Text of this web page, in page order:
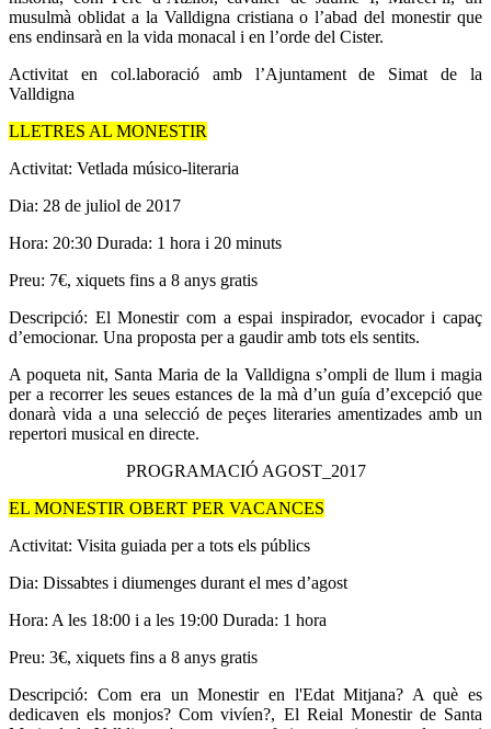
musulmà oblidat a la Valldigna cristiana o l’abad del monestir que
ens endinsarà en la vida monacal i en l’orde del Cister.
Activitat en col.laboració amb l’Ajuntament de Simat de la
Valldigna
LLETRES AL MONESTIR
Activitat: Vetlada músico-literaria
Dia: 28 de juliol de 2017
Hora: 20:30 Durada: 1 hora i 20 minuts
Preu: 7€, xiquets fins a 8 anys gratis
Descripció: El Monestir com a espai inspirador, evocador i capaç
d’emocionar. Una proposta per a gaudir amb tots els sentits.
A poqueta nit, Santa Maria de la Valldigna s’ompli de llum i magia
per a recorrer les seues estances de la mà d’un guía d’excepció que
donarà vida a una selecció de peçes literaries amentizades amb un
repertori musical en directe.
PROGRAMACIÓ AGOST_2017
EL MONESTIR OBERT PER VACANCES
Activitat: Visita guiada per a tots els públics
Dia: Dissabtes i diumenges durant el mes d’agost
Hora: A les 18:00 i a les 19:00 Durada: 1 hora
Preu: 3€, xiquets fins a 8 anys gratis
Descripció: Com era un Monestir en l'Edat Mitjana? A què es
dedicaven els monjos? Com vivíen?, El Reial Monestir de Santa